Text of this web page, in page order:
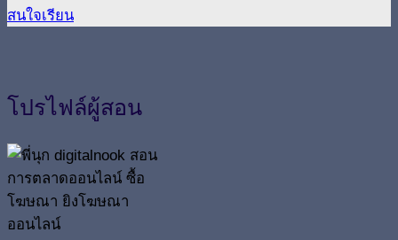
สนใจเรียน
โปรไฟล์ผู้สอน